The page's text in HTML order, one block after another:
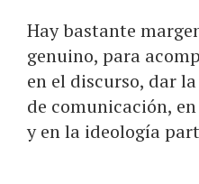
Hay bastante
genuino, para
en el discurso, dar
de comunicación,
y en la ideología